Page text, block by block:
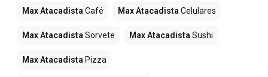
Max AtacadistaCafé Max AtacadistaCelulares
Max AtacadistaSorvete Max AtacadistaSushi
Max Atacadista Pizza